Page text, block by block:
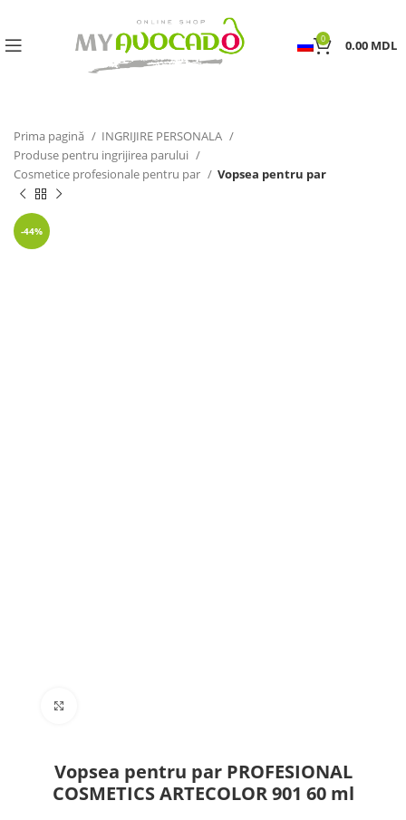
0 0.00 MDL
Prima pagină
INGRIJIRE PERSONALA
Produse pentru ingrijirea parului
Cosmetice profesionale pentru par
Vopsea pentru par
-44%
Vopsea pentru par PROFESIONAL
COSMETICS ARTECOLOR 901 60 ml